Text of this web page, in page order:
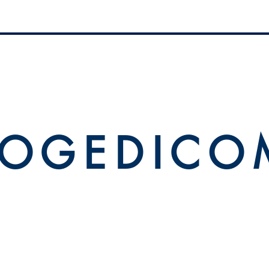
G E D I C O